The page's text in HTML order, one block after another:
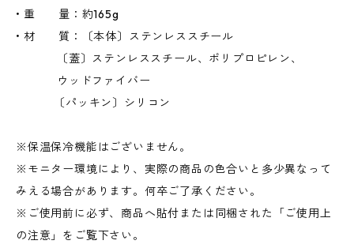
• 重 量：約165g
• 材 質：〔本体〕ステンレススチール
〔蓋〕ステンレススチール、ポリプロピレン、
ウッドファイバー
〔パッキン〕シリコン
※保温保冷機能はございません。
※モニター環境により、実際の商品の色合いと多少異なって
みえる場合があります。何卒ご了承ください。
※ご使用前に必ず、商品へ貼付または同梱された「ご使用上
の注意」をご覧下さい。